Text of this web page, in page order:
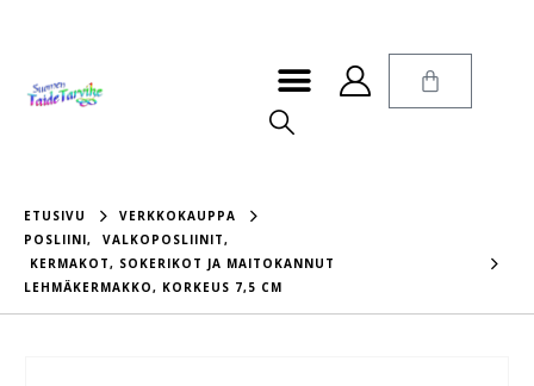
ETUSIVU
VERKKOKAUPPA
POSLIINI, VALKOPOSLIINIT,
KERMAKOT, SOKERIKOT JA MAITOKANNUT
LEHMÄKERMAKKO, KORKEUS 7,5 CM